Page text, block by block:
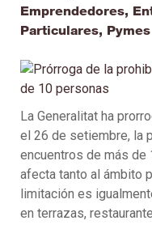
Emprendedores,
Particulares, Pymes
La Generalitat ha
el 26 de setiembre, la
encuentros de más de
afecta tanto al ámbito
limitación es
en terrazas,